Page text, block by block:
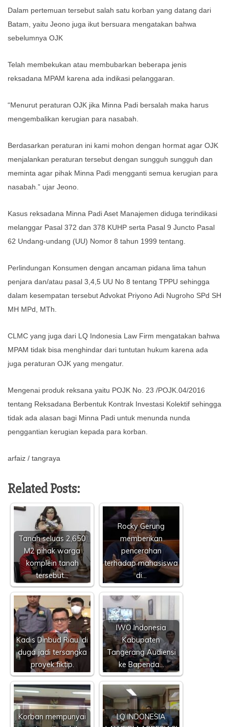
Dalam pertemuan tersebut salah satu korban yang datang dari
Batam, yaitu Jeono juga ikut bersuara mengatakan bahwa
sebelumnya OJK
Telah membekukan atau membubarkan beberapa jenis
reksadana MPAM karena ada indikasi pelanggaran.
“Menurut peraturan OJK jika Minna Padi bersalah maka harus
mengembalikan kerugian para nasabah.
Berdasarkan peraturan ini kami mohon dengan hormat agar OJK
menjalankan peraturan tersebut dengan sungguh sungguh dan
meminta agar pihak Minna Padi mengganti semua kerugian para
nasabah.” ujar Jeono.
Kasus reksadana Minna Padi Aset Manajemen diduga terindikasi
melanggar Pasal 372 dan 378 KUHP serta Pasal 9 Juncto Pasal
62 Undang-undang (UU) Nomor 8 tahun 1999 tentang.
Perlindungan Konsumen dengan ancaman pidana lima tahun
penjara dan/atau pasal 3,4,5 UU No 8 tentang TPPU sehingga
dalam kesempatan tersebut Advokat Priyono Adi Nugroho SPd SH
MH MPd, MTh.
CLMC yang juga dari LQ Indonesia Law Firm mengatakan bahwa
MPAM tidak bisa menghindar dari tuntutan hukum karena ada
juga peraturan OJK yang mengatur.
Mengenai produk reksana yaitu POJK No. 23 /POJK.04/2016
tentang Reksadana Berbentuk Kontrak Investasi Kolektif sehingga
tidak ada alasan bagi Minna Padi untuk menunda nunda
penggantian kerugian kepada para korban.
arfaiz / tangraya
Related Posts:
Tanah seluas 2,650
M2 pihak warga
komplein tanah
tersebut…
Rocky Gerung
memberikan
pencerahan
terhadap mahasiswa
di…
Kadis Dinbud Riau, di
duga jadi tersangka
proyek fiktip.
IWO Indonesia
Kabupaten
Tangerang Audiensi
ke Bapenda…
Korban mempunyai
LQ INDONESIA